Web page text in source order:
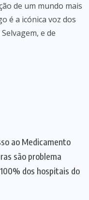
de um mundo mais
é a icónica voz dos
e de
ao Medicamento
são problema
dos hospitais do